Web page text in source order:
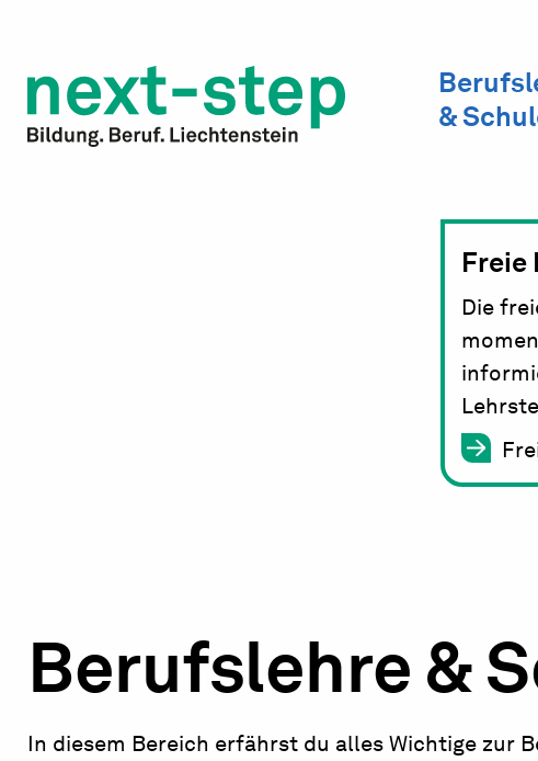
Infos für Lernende
next-step Berufs- & Bildungstage
&
Freie
Die
Berufslehre &
In diesem Bereich erfährst du alles Wichtige zur